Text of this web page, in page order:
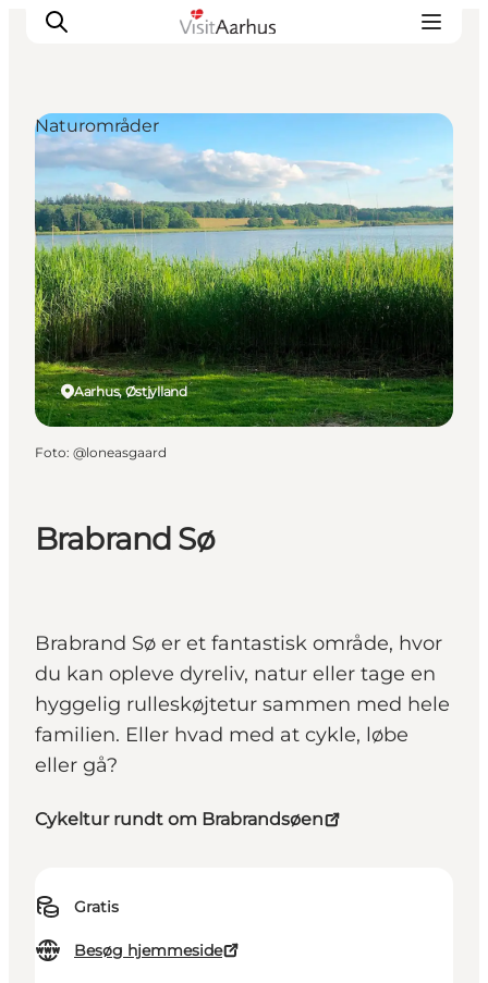
Oplevelser
Kalender
Byer og steder
Planlæg ferien
Transport
Brabrand Sø
Brabrand Sø er et fantastisk område, hvor
du kan opleve dyreliv, natur eller tage en
hyggelig rulleskøjtetur sammen med hele
familien. Eller hvad med at cykle, løbe
eller gå?
Cykeltur rundt om Brabrandsøen
Gratis
Besøg hjemmeside
Aarhus, Østjylland
Naturområder
Foto: @loneasgaard